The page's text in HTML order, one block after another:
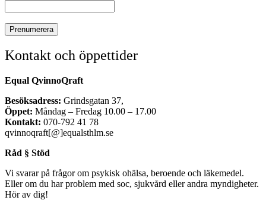
Kontakt och öppettider
Equal QvinnoQraft
Besöksadress: Grindsgatan 37,
Öppet: Måndag – Fredag 10.00 – 17.00
Kontakt: 070-792 41 78
qvinnoqraft[@]equalsthlm.se
Råd § Stöd
Vi svarar på frågor om psykisk ohälsa, beroende och läkemedel.
Eller om du har problem med soc, sjukvård eller andra myndigheter.
Hör av dig!